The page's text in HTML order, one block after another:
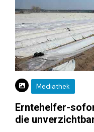
Mediathek
Erntehelfer-
die